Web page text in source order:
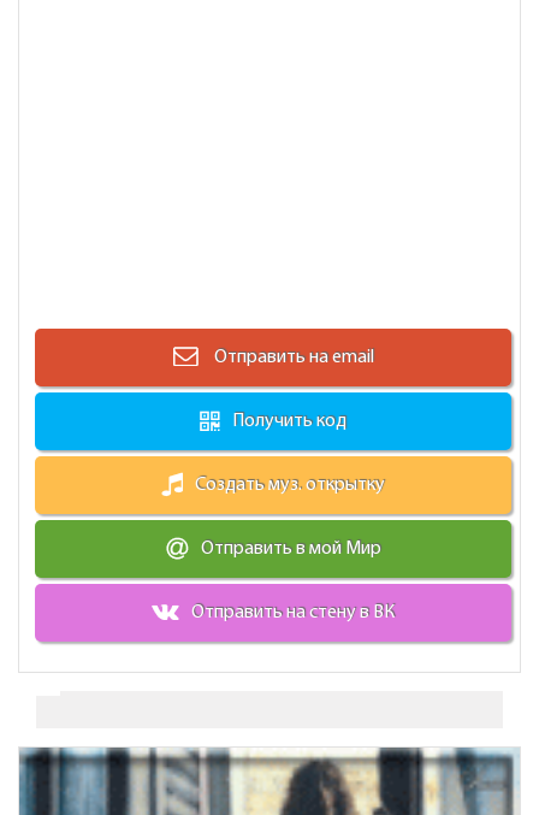
Отправить на email
Получить код
Создать муз. открытку
Отправить в мой Мир
Отправить на стену в ВК